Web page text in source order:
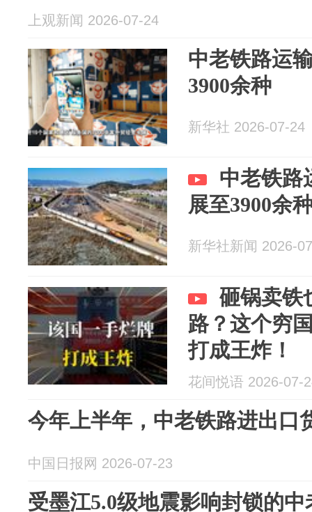
上观新闻 2026-07-24
中老铁路运
3900余种
新华社 2026-07-24
中老铁路
展至3900余
新华社新闻 2026-
砸锅卖铁
路？这个穷
打成王炸！
花间悦语 2026-07-
今年上半年，中老铁路进出口
中国日报网 2026-07-23
受墨江5.0级地震影响封锁的